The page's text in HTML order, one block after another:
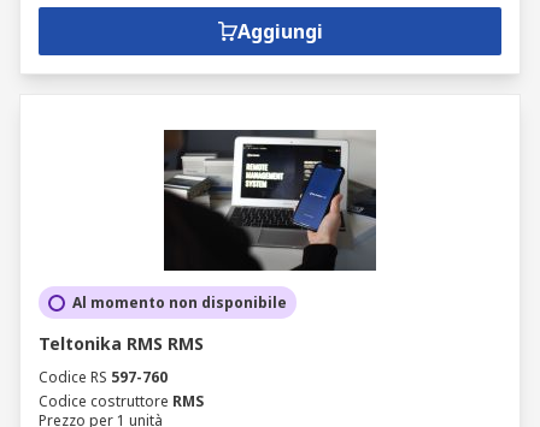
Aggiungi
Al momento non disponibile
Teltonika RMS RMS
Codice RS 597-760
Codice costruttore RMS
Prezzo per 1 unità